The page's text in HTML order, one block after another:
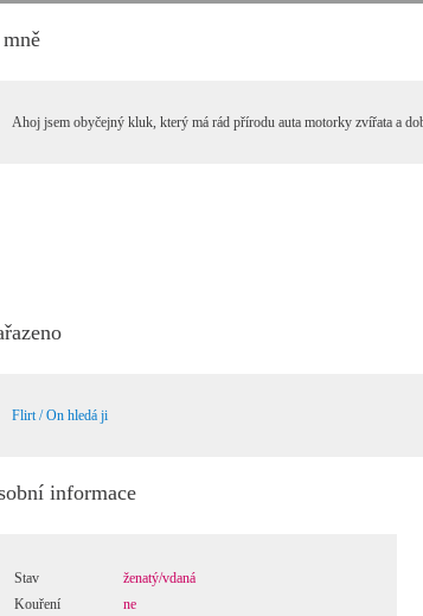
Ahoj jsem obyčejný kluk, který má rád přírodu auta motorky zvířata a
Flirt / On hledá ji
informace
Stav
ženatý/vdaná
Kouření
ne